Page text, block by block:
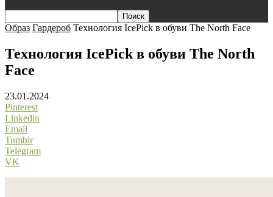
Образ Гардероб Технология IcePick в обуви The North Face
Технология IcePick в обуви The North
Face
23.01.2024
Pinterest
Linkedin
Email
Tumblr
Telegram
VK